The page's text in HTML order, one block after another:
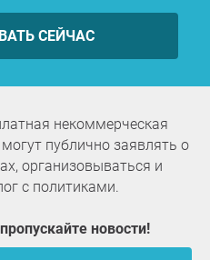
СЕЙЧАС
некоммерческая
публично заявлять о
организовываться и
с политиками.
новости!